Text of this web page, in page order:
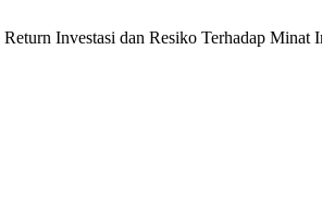
Investasi dan Resiko Terhadap Minat